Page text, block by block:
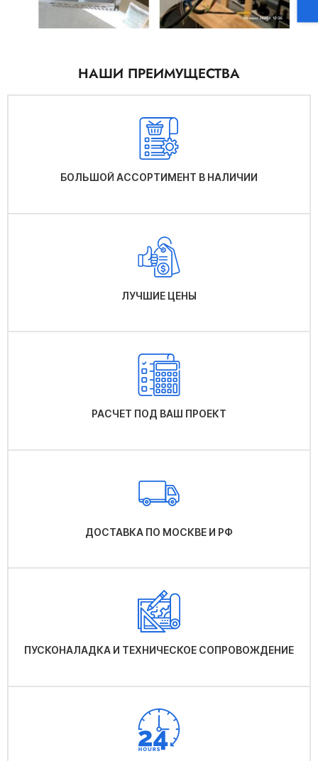
НАШИ ПРЕИМУЩЕСТВА
БОЛЬШОЙ АССОРТИМЕНТ В НАЛИЧИИ
ЛУЧШИЕ ЦЕНЫ
РАСЧЕТ ПОД ВАШ ПРОЕКТ
ДОСТАВКА ПО МОСКВЕ И РФ
ПУСКОНАЛАДКА И ТЕХНИЧЕСКОЕ СОПРОВОЖДЕНИЕ